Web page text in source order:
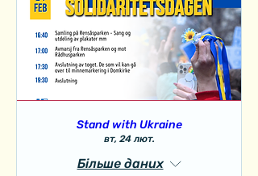
Stand with Ukraine
вт, 24 лют.
Більше даних